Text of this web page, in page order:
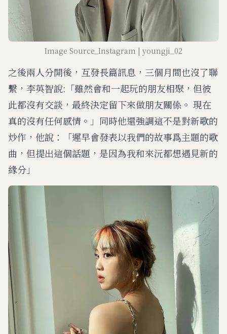
Image Source_Instagram | youngji_02
之後兩人分開後，互發長篇訊息，三個月間也沒了聯
繫，李英智說:「雖然會和一起玩的朋友相聚，但彼
此都沒有交談，最終決定留下來做朋友關係。 現在
真的沒有任何感情。」同時他還強調這不是對新歌的
炒作，他說：「遲早會發表以我們的故事爲主題的歌
曲，但提出這個話題，是因為我和來沅都想遇見新的
緣分」